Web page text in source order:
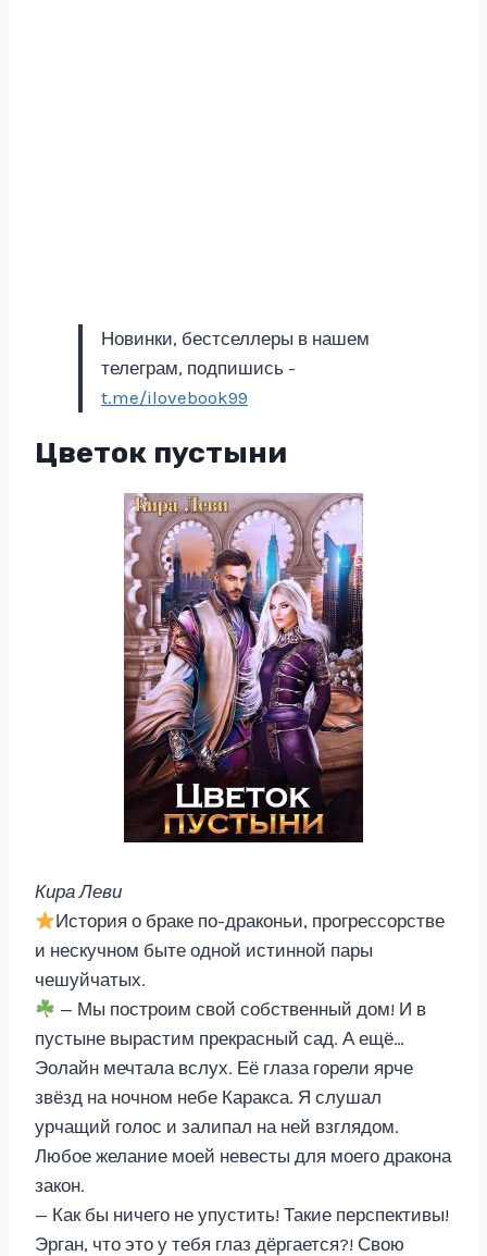
Новинки, бестселлеры в нашем
телеграм, подпишись -
t.me/ilovebook99
Цветок пустыни
Кира Леви
История о браке по-драконьи, прогрессорстве
и нескучном быте одной истинной пары
чешуйчатых.
— Мы построим свой собственный дом! И в
пустыне вырастим прекрасный сад. А ещё…
Эолайн мечтала вслух. Её глаза горели ярче
звёзд на ночном небе Каракса. Я слушал
урчащий голос и залипал на ней взглядом.
Любое желание моей невесты для моего дракона
закон.
— Как бы ничего не упустить! Такие перспективы!
Эрган, что это у тебя глаз дёргается?! Свою